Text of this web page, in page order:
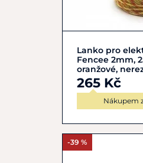
Lanko pro
Fencee 2mm,
oranžové,
265 Kč
Nákupem
-39 %